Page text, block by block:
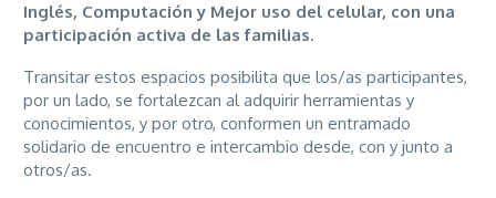
Inglés, Computación y Mejor uso del celular, con una
participación activa de las familias.
Transitar estos espacios posibilita que los/as participantes,
por un lado, se fortalezcan al adquirir herramientas y
conocimientos, y por otro, conformen un entramado
solidario de encuentro e intercambio desde, con y junto a
otros/as.